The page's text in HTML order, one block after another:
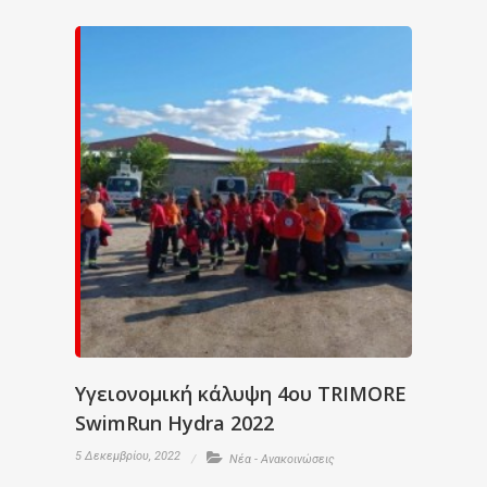
Υγειονομική κάλυψη 4ου TRIMORE
SwimRun Hydra 2022
5 Δεκεμβρίου, 2022 Νέα - Ανακοινώσεις